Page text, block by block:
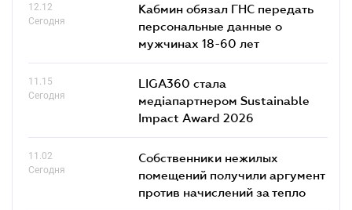
12.12
Сегодня
Кабмин обязал ГНС передать
персональные данные о
мужчинах 18-60 лет
11.15
Сегодня
LIGA360 стала
медіапартнером Sustainable
Impact Award 2026
11.02
Сегодня
Собственники нежилых
помещений получили аргумент
против начислений за тепло